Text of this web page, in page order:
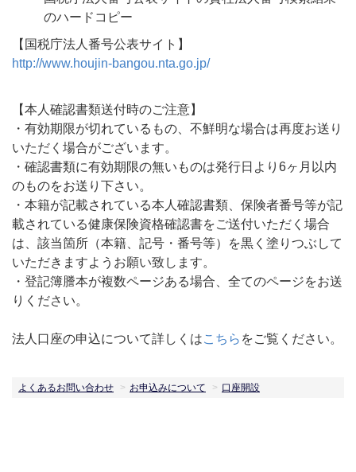
のハードコピー
【国税庁法人番号公表サイト】
http://www.houjin-bangou.nta.go.jp/
【本人確認書類送付時のご注意】
・有効期限が切れているもの、不鮮明な場合は再度お送り
いただく場合がございます。
・確認書類に有効期限の無いものは発行日より6ヶ月以内
のものをお送り下さい。
・本籍が記載されている本人確認書類、保険者番号等が記
載されている健康保険資格確認書をご送付いただく場合
は、該当箇所（本籍、記号・番号等）を黒く塗りつぶして
いただきますようお願い致します。
・登記簿謄本が複数ページある場合、全てのページをお送
りください。
法人口座の申込について詳しくはこちら をご覧ください。
よくあるお問い合わせ お申込みについて 口座開設